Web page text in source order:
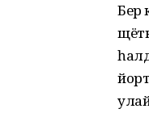
Бер